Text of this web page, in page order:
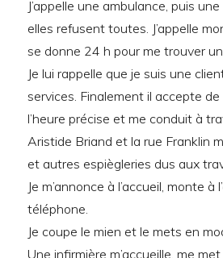
J’appelle une ambulance, puis
elles refusent toutes. J’appelle
se donne 24 h pour me trouver
Je lui rappelle que je suis une
services. Finalement il accepte
l’heure précise et me conduit à
Aristide Briand et la rue Franklin
et autres espiègleries dus aux
Je m’annonce à l’accueil, monte à
téléphone.
Je coupe le mien et le mets en
Une infirmière m’accueille, me